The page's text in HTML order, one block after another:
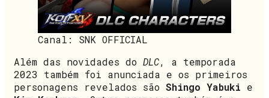
Canal: SNK OFFICIAL
Além das novidades do DLC, a temporada
2023 também foi anunciada e os primeiros
personagens revelados são Shingo Yabuki e